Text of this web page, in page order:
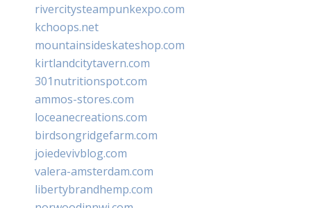
rivercitysteampunkexpo.com
kchoops.net
mountainsideskateshop.com
kirtlandcitytavern.com
301nutritionspot.com
ammos-stores.com
loceanecreations.com
birdsongridgefarm.com
joiedevivblog.com
valera-amsterdam.com
libertybrandhemp.com